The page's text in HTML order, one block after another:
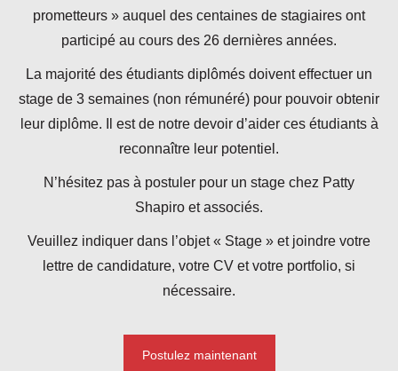
prometteurs » auquel des centaines de stagiaires ont
participé au cours des 26 dernières années.
La majorité des étudiants diplômés doivent effectuer un
stage de 3 semaines (non rémunéré) pour pouvoir obtenir
leur diplôme. Il est de notre devoir d’aider ces étudiants à
reconnaître leur potentiel.
N’hésitez pas à postuler pour un stage chez Patty
Shapiro et associés.
Veuillez indiquer dans l’objet « Stage » et joindre votre
lettre de candidature, votre CV et votre portfolio, si
nécessaire.
Postulez maintenant